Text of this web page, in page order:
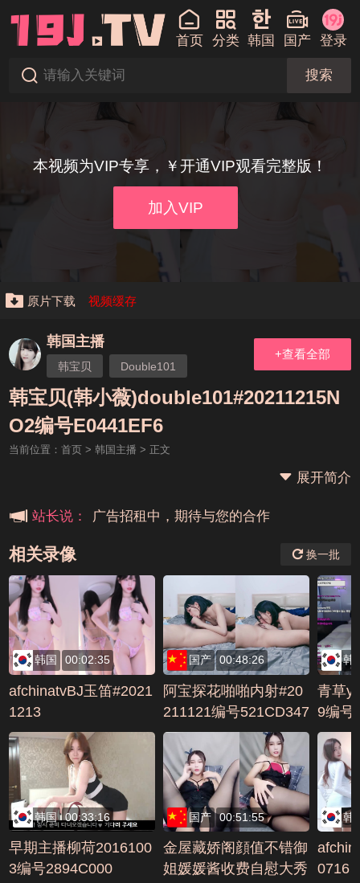
首页 分类 韩国 国产 登录
搜索
本视频为VIP专享，￥开通VIP观看完整版！
加入VIP
原片下载 视频缓存
韩国主播
韩宝贝
Double101
韩小薇
+查看全部
韩宝贝(韩小薇)double101#20211215N
O2编号E0441EF6
当前位置： 首页> 韩国主播 > 正文
展开简介
站长说：
本站大事件(19j网站发展历程)
广告招租中，期待与您的合作
相关录像 换一批
韩国 00:02:35
afchinatvBJ玉笛#2021
1213
国产 00:48:26
阿宝探花啪啪内射#20
211121编号521CD347
韩
青草
9编号
韩国 00:33:16
早期主播柳荷2016100
3编号2894C000
国产 00:51:55
金屋藏娇阁顔值不错御
姐媛媛酱收费自慰大秀
韩
0716